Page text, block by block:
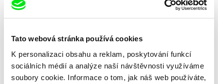
Tato webová stránka používá cookies
K personalizaci obsahu a reklam, poskytování funkcí
sociálních médií a analýze naší návštěvnosti využíváme
soubory cookie. Informace o tom, jak náš web používáte,
Národní hra